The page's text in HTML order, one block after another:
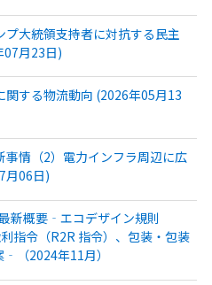
大統領支持者に対抗する民主
07月23日)
関する物流動向 (2026年05月13
事情（2）電力インフラ周辺に広
月06日)
新概要‐エコデザイン規則
利指令（R2R 指令）、包装・包装
（2024年11月）